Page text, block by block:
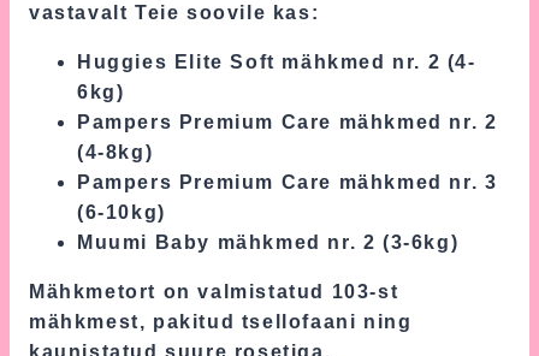
vastavalt Teie soovile kas:
Huggies Elite Soft mähkmed nr. 2 (4-
6kg)
Pampers Premium Care mähkmed nr. 2
(4-8kg)
Pampers Premium Care mähkmed nr. 3
(6-10kg)
Muumi Baby mähkmed nr. 2 (3-6kg)
Mähkmetort on valmistatud 103-st
mähkmest, pakitud tsellofaani ning